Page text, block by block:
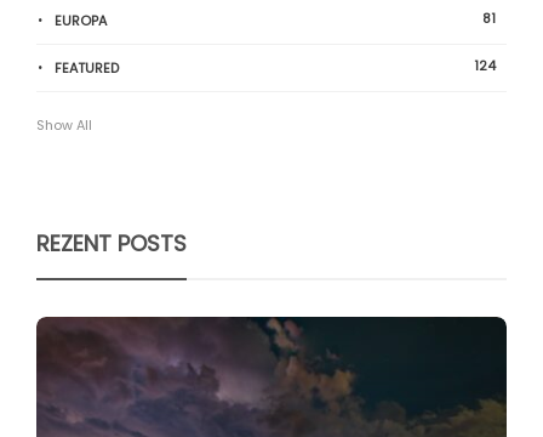
EUROPA 81
FEATURED 124
Show All
REZENT POSTS